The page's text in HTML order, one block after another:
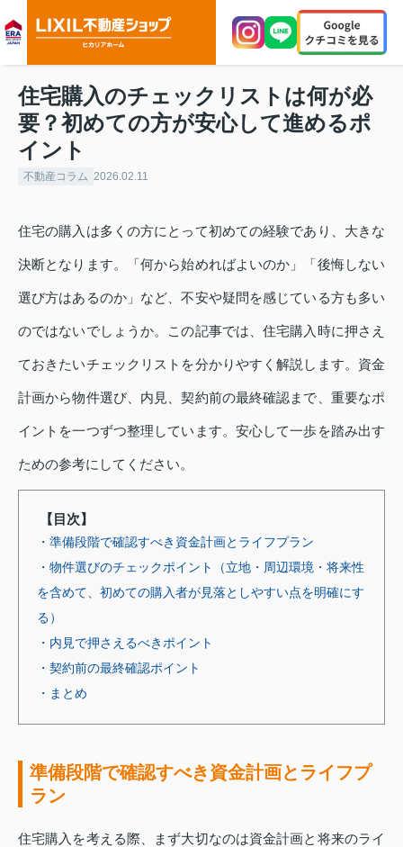
住宅購入のチェックリストは何が必
要？初めての方が安心して進めるポ
イント
不動産コラム 2026.02.11
住宅の購入は多くの方にとって初めての経験であり、大きな
決断となります。「何から始めればよいのか」「後悔しない
選び方はあるのか」など、不安や疑問を感じている方も多い
のではないでしょうか。この記事では、住宅購入時に押さえ
ておきたいチェックリストを分かりやすく解説します。資金
計画から物件選び、内見、契約前の最終確認まで、重要なポ
イントを一つずつ整理しています。安心して一歩を踏み出す
ための参考にしてください。
【目次】
・準備段階で確認すべき資金計画とライフプラン
・物件選びのチェックポイント（立地・周辺環境・将来性
を含めて、初めての購入者が見落としやすい点を明確にす
る）
・内見で押さえるべきポイント
・契約前の最終確認ポイント
・まとめ
準備段階で確認すべき資金計画とライフプ
ラン
住宅購入を考える際、まず大切なのは資金計画と将来のライ